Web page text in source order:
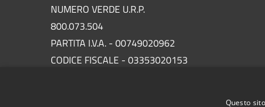
NUMERO VERDE U.R.P.
800.073.504
PARTITA I.V.A. - 00749020962
CODICE FISCALE - 03353020153
Questo